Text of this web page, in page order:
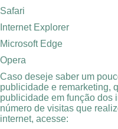
Safari
Internet Explorer
Microsoft Edge
Opera
Caso deseje saber um
publicidade e remarketing,
publicidade em função dos
número de visitas que
internet, acesse: